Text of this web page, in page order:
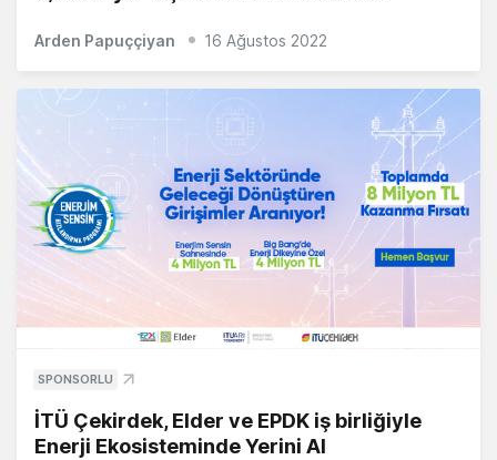
Arden Papuççiyan 16 Ağustos 2022
SPONSORLU
İTÜ Çekirdek, Elder ve EPDK iş birliğiyle
Enerji Ekosisteminde Yerini Al